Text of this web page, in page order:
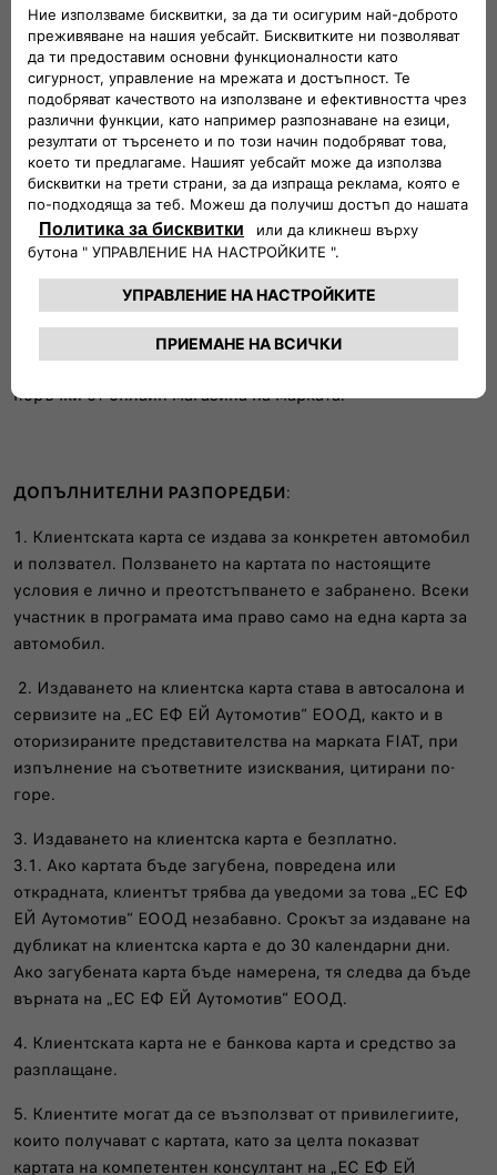
ж/ предоставяне на заместващ автомобил за до 10 дни
еднократно – валидно за електрическите версии на
моделите 500, 600 и Grande Panda.
Услугата е предназначена за клиенти, които планират
по-дълго пътуване и се нуждаят от автомобил с ДВГ
поради специфични изисквания, свързани с пробега или
достъпа до зарядна инфраструктура.
Заместващият автомобил се предоставя при наличие на
предварителна заявка и спрямо наличността на
з/ 20 % отстъпка от всички оригинални аксесоари на FIAT
Аксесоарите могат да бъдат закупени директно от
магазините ни в страната. Отстъпката не важи за
поръчки от онлайн магазина на марката.
ДОПЪЛНИТЕЛНИ РАЗПОРЕДБИ:
1. Клиентската карта се издава за конкретен автомобил
и ползвател. Ползването на картата по настоящите
условия е лично и преотстъпването е забранено. Всеки
участник в програмата има право само на една карта за
автомобил.
2. Издаването на клиентска карта става в автосалона и
сервизите на „ЕС ЕФ ЕЙ Аутомотив“ ЕООД, както и в
оторизираните представителства на марката FIAT, при
изпълнение на съответните изисквания, цитирани по-
горе.
3. Издаването на клиентска карта е безплатно.
3.1. Ако картата бъде загубена, повредена или
открадната, клиентът трябва да уведоми за това „ЕС ЕФ
ЕЙ Аутомотив“ ЕООД незабавно. Срокът за издаване на
дубликат на клиентска карта е до 30 календарни дни.
Ако загубената карта бъде намерена, тя следва да бъде
върната на „ЕС ЕФ ЕЙ Аутомотив“ ЕООД.
4. Клиентската карта не е банкова карта и средство за
разплащане.
5. Клиентите могат да се възползват от привилегиите,
които получават с картата, като за целта показват
картата на компетентен консултант на „ЕС ЕФ ЕЙ